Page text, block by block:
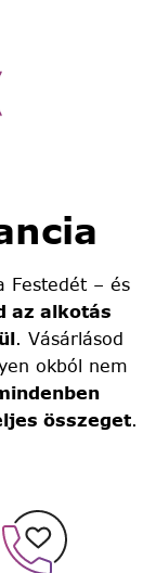
Festedét – és
az alkotás
. Vásárlásod
okból nem
összeget.